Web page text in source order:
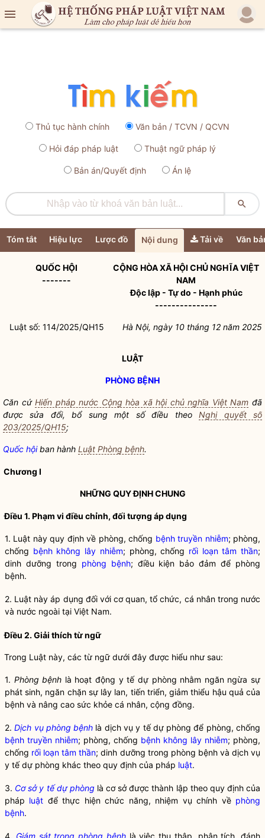

Thủ tục hành chính Văn bản / TCVN / QCVN
Hỏi đáp pháp luật Thuật ngữ pháp lý
Bản án/Quyết định Án lệ

Tóm tắt Hiệu lực Lược đồ Nội dung Tải về Văn
QUỐC HỘI
-------
CỘNG HÒA XÃ HỘI CHỦ NGHĨA VIỆT
NAM
Độc lập - Tự do - Hạnh phúc
---------------
Luật số: 114/2025/QH15 Hà Nội, ngày 10 tháng 12 năm 2025
LUẬT
PHÒNG BỆNH
Căn cứHiến pháp nước Cộng hòa xã hội chủ nghĩa Việt Nam đã
được sửa
đổi, bổ sung một số điều theoNghị quyết số
203/2025/QH15;
Quốc hộiban hành Luật Phòng bệnh.
Chương I
NHỮNG QUY ĐỊNH CHUNG
Điều 1. Phạm vi điều chỉnh, đối tượng áp dụng
1. Luật này quy định về phòng, chống bệnh truyền nhiễm; phòng,
chống bệnh không lây nhiễm; phòng, chống rối loạn tâm thần;
dinh dưỡng trong phòng bệnh; điều kiện bảo đảm để phòng
bệnh.
2. Luật này áp dụng đối với cơ quan, tổ chức, cá nhân trong nước
và nước ngoài tại Việt Nam.
Điều 2. Giải thích từ ngữ
Trong Luật này, các từ ngữ dưới đây được hiểu như sau:
1. Phòng bệnh là hoạt động y tế dự phòng nhằm ngăn ngừa sự
phát sinh, ngăn chặn sự lây lan, tiến triển, giảm thiểu hậu quả của
bệnh và nâng cao sức khỏe cá nhân, cộng đồng.
2.Dịch vụ phòng bệnh là dịch vụ y tế dự phòng để phòng, chống
bệnh truyền nhiễm; phòng, chống bệnh không lây nhiễm; phòng,
chống rối loạn tâm thần; dinh dưỡng trong phòng bệnh và dịch vụ
y tế dự phòng khác theo quy định của pháp luật.
3. Cơ sở y tế dự phòng là cơ sở được thành lập theo quy định của
pháp luật để thực hiện chức năng, nhiệm vụ chính về phòng
bệnh.
4. Giám sát trong phòng bệnh là việc thu thập, phân tích, đánh